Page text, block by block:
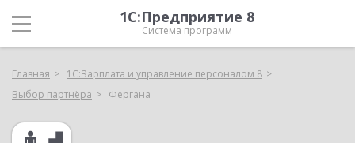
1С:Предприятие 8
Система программ
Главная
1С:Зарплата и управление персоналом 8
Выбор партнёра
Фергана